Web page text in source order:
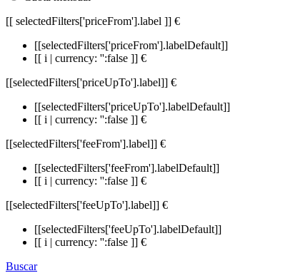
[[ selectedFilters['priceFrom'].label ]] €
[[selectedFilters['priceFrom'].labelDefault]]
[[ i | currency: '':false ]] €
[[selectedFilters['priceUpTo'].label]] €
[[selectedFilters['priceUpTo'].labelDefault]]
[[ i | currency: '':false ]] €
[[selectedFilters['feeFrom'].label]] €
[[selectedFilters['feeFrom'].labelDefault]]
[[ i | currency: '':false ]] €
[[selectedFilters['feeUpTo'].label]] €
[[selectedFilters['feeUpTo'].labelDefault]]
[[ i | currency: '':false ]] €
Buscar